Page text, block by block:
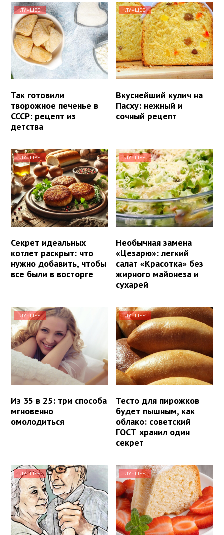
ЛУЧШЕЕ
Так готовили
творожное печенье в
СССР: рецепт из
детства
ЛУЧШЕЕ
Вкуснейший кулич на
Пасху: нежный и
сочный рецепт
ЛУЧШЕЕ
Секрет идеальных
котлет раскрыт: что
нужно добавить, чтобы
все были в восторге
ЛУЧШЕЕ
Необычная замена
«Цезарю»: легкий
салат «Красотка» без
жирного майонеза и
сухарей
ЛУЧШЕЕ
Из 35 в 25: три способа
мгновенно
омолодиться
ЛУЧШЕЕ
Тесто для пирожков
будет пышным, как
облако: советский
ГОСТ хранил один
секрет
ЛУЧШЕЕ ЛУЧШЕЕ